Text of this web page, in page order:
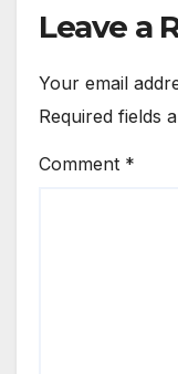
Leave a
Your email
Required fields
Comment *